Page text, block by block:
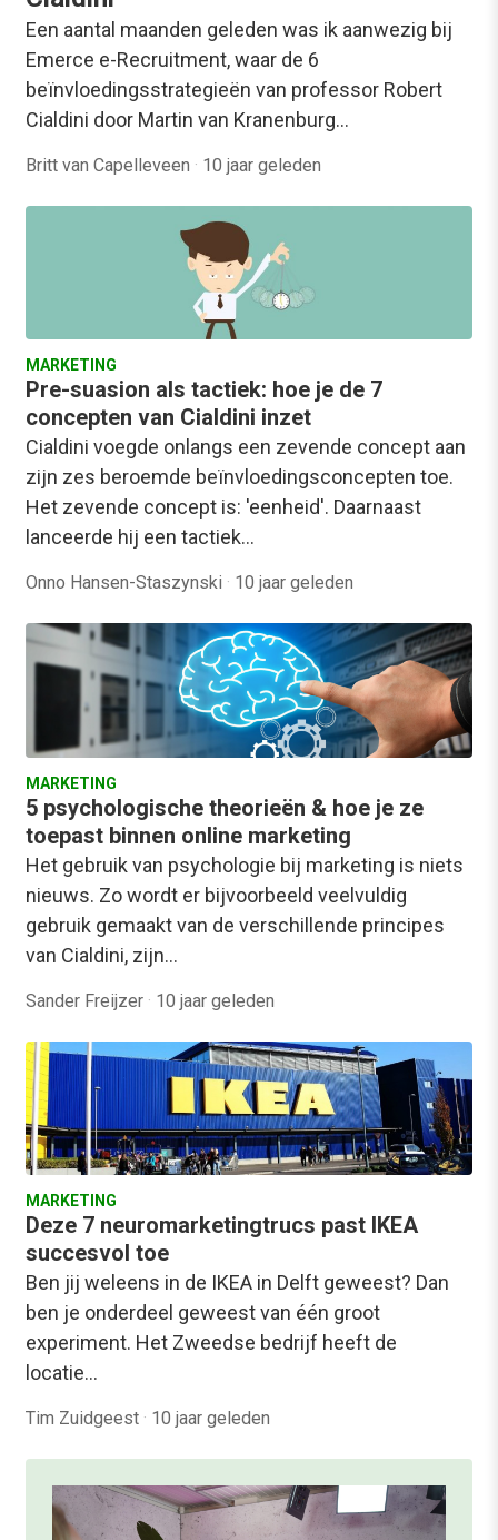
Een aantal maanden geleden was ik aanwezig bij
Emerce e-Recruitment, waar de 6
beïnvloedingsstrategieën van professor Robert
Cialdini door Martin van Kranenburg…
Britt van Capelleveen · 10 jaar geleden
MARKETING
Pre-suasion als tactiek: hoe je de 7
concepten van Cialdini inzet
Cialdini voegde onlangs een zevende concept aan
zijn zes beroemde beïnvloedingsconcepten toe.
Het zevende concept is: 'eenheid'. Daarnaast
lanceerde hij een tactiek…
Onno Hansen-Staszynski · 10 jaar geleden
MARKETING
5 psychologische theorieën & hoe je ze
toepast binnen online marketing
Het gebruik van psychologie bij marketing is niets
nieuws. Zo wordt er bijvoorbeeld veelvuldig
gebruik gemaakt van de verschillende principes
van Cialdini, zijn…
Sander Freijzer · 10 jaar geleden
MARKETING
Deze 7 neuromarketingtrucs past IKEA
succesvol toe
Ben jij weleens in de IKEA in Delft geweest? Dan
ben je onderdeel geweest van één groot
experiment. Het Zweedse bedrijf heeft de
locatie…
Tim Zuidgeest · 10 jaar geleden